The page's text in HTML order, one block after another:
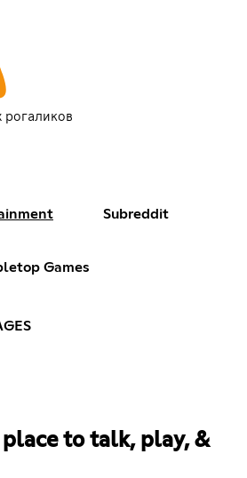
Subreddit
Games
place to talk, play, &